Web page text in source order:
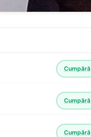
Cumpără
Cumpără
Cumpără